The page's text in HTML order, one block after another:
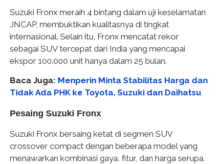
Suzuki Fronx meraih 4 bintang dalam uji keselamatan
JNCAP, membuktikan kualitasnya di tingkat
internasional. Selain itu, Fronx mencatat rekor
sebagai SUV tercepat dari India yang mencapai
ekspor 100.000 unit hanya dalam 25 bulan.
Baca Juga: Menperin Minta Stabilitas Harga dan
Tidak Ada PHK ke Toyota, Suzuki dan Daihatsu
Pesaing Suzuki Fronx
Suzuki Fronx bersaing ketat di segmen SUV
crossover compact dengan beberapa model yang
menawarkan kombinasi gaya, fitur, dan harga serupa.